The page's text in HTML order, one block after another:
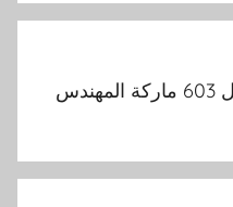
ماكينة فاكيوم غرفتين موديل 603 ماركة المهندس